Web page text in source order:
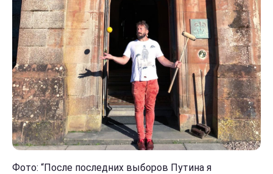
Фото: “После последних выборов Путина я